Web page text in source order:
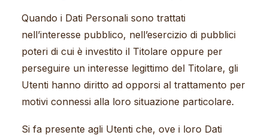
Quando i Dati Personali sono trattati
nell’interesse pubblico, nell’esercizio di pubblici
poteri di cui è investito il Titolare oppure per
perseguire un interesse legittimo del Titolare, gli
Utenti hanno diritto ad opporsi al trattamento per
motivi connessi alla loro situazione particolare.
Si fa presente agli Utenti che, ove i loro Dati